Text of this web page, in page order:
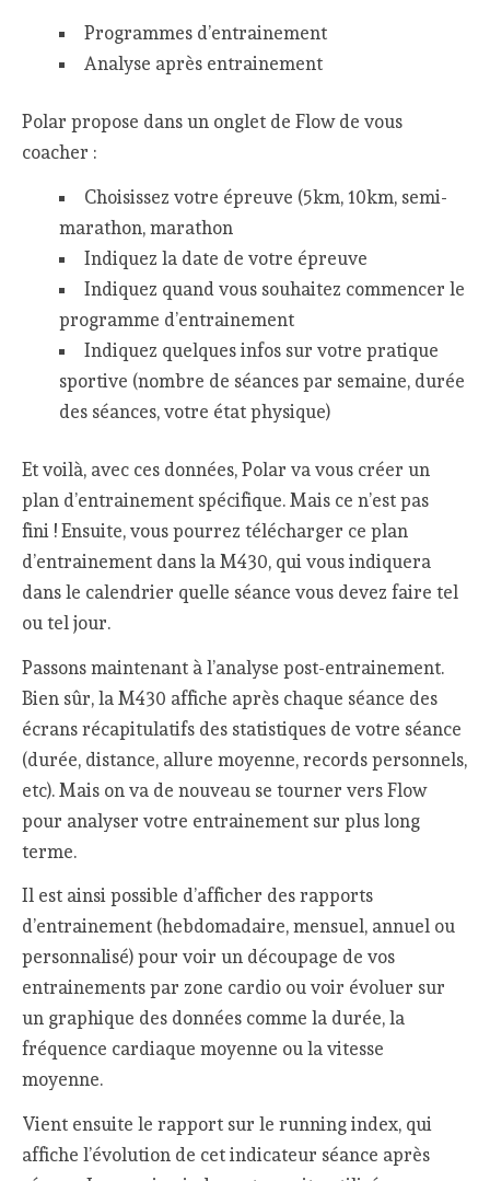
Programmes d’entrainement
Analyse après entrainement
Polar propose dans un onglet de Flow de vous
coacher :
Choisissez votre épreuve (5km, 10km, semi-
marathon, marathon
Indiquez la date de votre épreuve
Indiquez quand vous souhaitez commencer le
programme d’entrainement
Indiquez quelques infos sur votre pratique
sportive (nombre de séances par semaine, durée
des séances, votre état physique)
Et voilà, avec ces données, Polar va vous créer un
plan d’entrainement spécifique. Mais ce n’est pas
fini ! Ensuite, vous pourrez télécharger ce plan
d’entrainement dans la M430, qui vous indiquera
dans le calendrier quelle séance vous devez faire tel
ou tel jour.
Passons maintenant à l’analyse post-entrainement.
Bien sûr, la M430 affiche après chaque séance des
écrans récapitulatifs des statistiques de votre séance
(durée, distance, allure moyenne, records personnels,
etc). Mais on va de nouveau se tourner vers Flow
pour analyser votre entrainement sur plus long
terme.
Il est ainsi possible d’afficher des rapports
d’entrainement (hebdomadaire, mensuel, annuel ou
personnalisé) pour voir un découpage de vos
entrainements par zone cardio ou voir évoluer sur
un graphique des données comme la durée, la
fréquence cardiaque moyenne ou la vitesse
moyenne.
Vient ensuite le rapport sur le running index, qui
affiche l’évolution de cet indicateur séance après